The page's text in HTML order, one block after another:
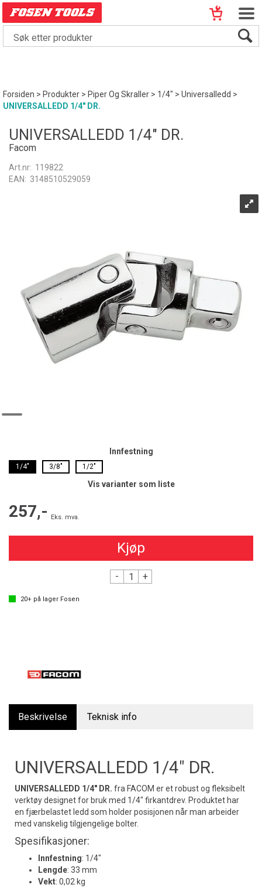
Forsiden>Produkter>Piper Og Skraller>1/4">Universalledd>
UNIVERSALLEDD 1/4" DR.
UNIVERSALLEDD 1/4" DR.
Facom
Art.nr: 119822
EAN: 3148510529059
Innfestning
1/4" 3/8" 1/2"
Vis varianter som liste
257,- Eks. mva.
Kjøp
- +
20+ på lager Fosen
Beskrivelse Teknisk info
UNIVERSALLEDD 1/4" DR.
UNIVERSALLEDD 1/4" DR. fra FACOM er et robust og fleksibelt
verktøy designet for bruk med 1/4" firkantdrev. Produktet har
en fjærbelastet ledd som holder posisjonen når man arbeider
med vanskelig tilgjengelige bolter.
Spesifikasjoner:
Innfestning: 1/4"
Lengde: 33 mm
Vekt: 0,02 kg